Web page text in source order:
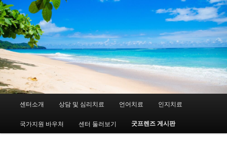
뉴
첫
번
센터소개 상담 및 심리치료 언어치료 인지치료
국가지원 바우처 센터 둘러보기 굿프렌즈 게시판